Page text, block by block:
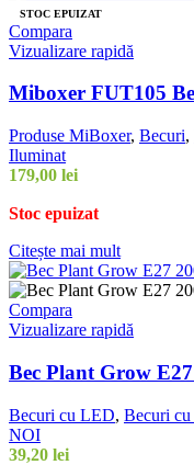
STOC EPUIZAT
Compara
Vizualizare rapidă
Miboxer FUT105
Produse MiBoxer, Becuri,
Iluminat
179,00 lei
Stoc epuizat
Citește mai mult
Compara
Vizualizare rapidă
Bec Plant Grow
Becuri cu LED, Becuri
NOI
39,20 lei